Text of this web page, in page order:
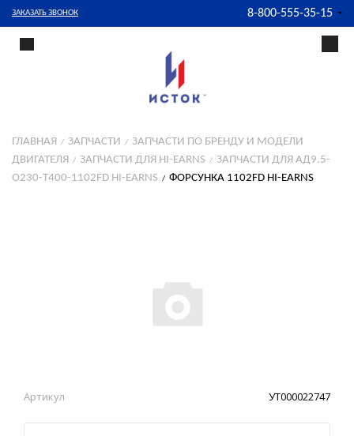
ЗАКАЗАТЬ ЗВОНОК 8-800-555-35-15
ГЛАВНАЯ ЗАПЧАСТИ
ЗАПЧАСТИ ПО БРЕНДУ И МОДЕЛИ
ДВИГАТЕЛЯ
ЗАПЧАСТИ ДЛЯ HI-EARNS
ЗАПЧАСТИ ДЛЯ АД9.5-
О230-T400-1102FD HI-EARNS
ФОРСУНКА 1102FD HI-EARNS
Артикул УТ000022747